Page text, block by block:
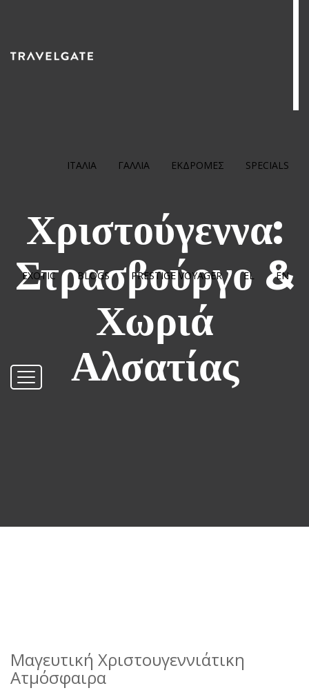
ΙΤΑΛΙΑ ΓΑΛΛΙΑ ΕΚΔΡΟΜΕΣ SPECIALS
EXOTIC BLOGS PRESTIGE VOYAGER EL EN
Χριστούγεννα:
Στρασβούργο &
Χωριά
Αλσατίας
Μαγευτική Χριστουγεννιάτικη
Ατμόσφαιρα